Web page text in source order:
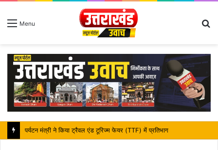
Menu
महापौर शंभू पासवान के जन्मदिवस पर क्षेत्र में विकास की सौगात